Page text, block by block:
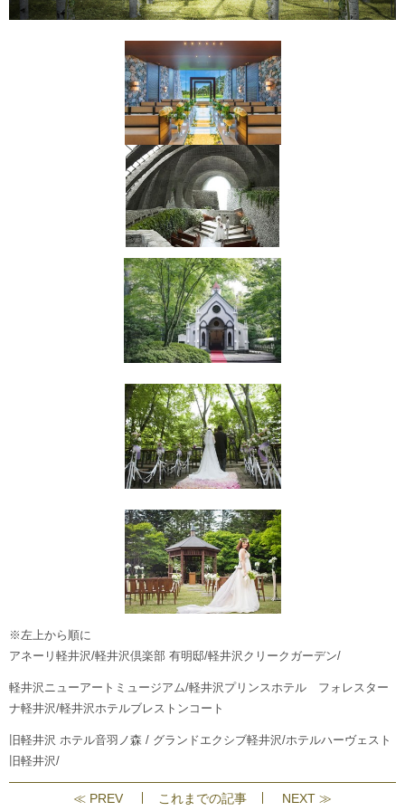
※左上から順に
アネーリ軽井沢/軽井沢倶楽部 有明邸/軽井沢クリークガーデン/
軽井沢ニューアートミュージアム/軽井沢プリンスホテル フォレスター
ナ軽井沢/軽井沢ホテルブレストンコート
旧軽井沢 ホテル音羽ノ森 / グランドエクシブ軽井沢/ホテルハーヴェスト
旧軽井沢/
≪ PREV これまでの記事 NEXT ≫